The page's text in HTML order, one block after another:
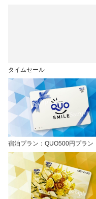
タイムセール
宿泊プラン：QUO500円プラン